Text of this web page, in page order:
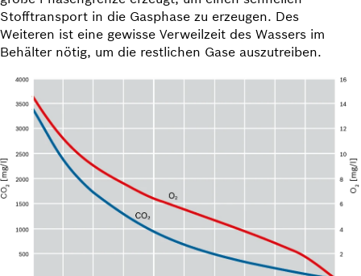
Stofftransport in die Gasphase zu erzeugen. Des
Weiteren ist eine gewisse Verweilzeit des Wassers im
Behälter nötig, um die restlichen Gase auszutreiben.